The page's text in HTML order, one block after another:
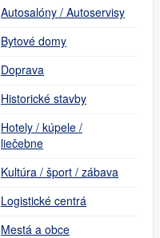
Autosalóny / Autoservisy
Bytové domy
Doprava
Historické stavby
Hotely / kúpele /
liečebne
Kultúra / šport / zábava
Logistické centrá
Mestá a obce